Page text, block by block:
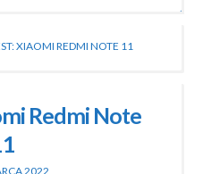
XIAOMI REDMI NOTE 11
Redmi Note
2022